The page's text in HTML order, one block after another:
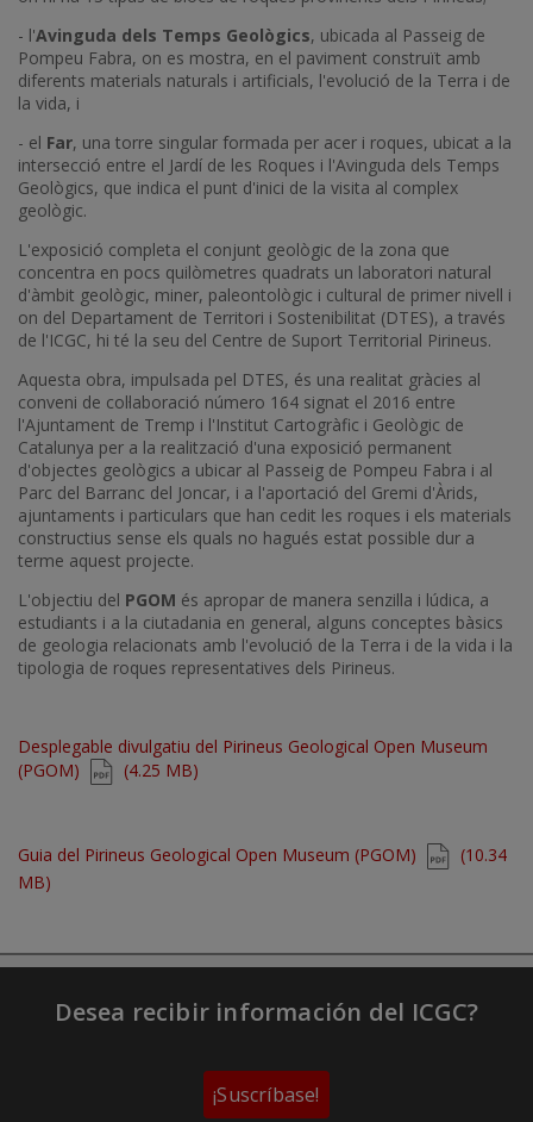
- l'Avinguda dels Temps Geològics, ubicada al Passeig de
Pompeu Fabra, on es mostra, en el paviment construït amb
diferents materials naturals i artificials, l'evolució de la Terra i de
la vida, i
- el Far, una torre singular formada per acer i roques, ubicat a la
intersecció entre el Jardí de les Roques i l'Avinguda dels Temps
Geològics, que indica el punt d'inici de la visita al complex
geològic.
L'exposició completa el conjunt geològic de la zona que
concentra en pocs quilòmetres quadrats un laboratori natural
d'àmbit geològic, miner, paleontològic i cultural de primer nivell i
on del Departament de Territori i Sostenibilitat (DTES), a través
de l'ICGC, hi té la seu del Centre de Suport Territorial Pirineus.
Aquesta obra, impulsada pel DTES, és una realitat gràcies al
conveni de col·laboració número 164 signat el 2016 entre
l'Ajuntament de Tremp i l'Institut Cartogràfic i Geològic de
Catalunya per a la realització d'una exposició permanent
d'objectes geològics a ubicar al Passeig de Pompeu Fabra i al
Parc del Barranc del Joncar, i a l'aportació del Gremi d'Àrids,
ajuntaments i particulars que han cedit les roques i els materials
constructius sense els quals no hagués estat possible dur a
terme aquest projecte.
L'objectiu del PGOM és apropar de manera senzilla i lúdica, a
estudiants i a la ciutadania en general, alguns conceptes bàsics
de geologia relacionats amb l'evolució de la Terra i de la vida i la
tipologia de roques representatives dels Pirineus.
Document
Desplegable divulgatiu del Pirineus Geological Open Museum
(PGOM)
(4.25 MB)
Document
Guia del Pirineus Geological Open Museum (PGOM)
(10.34
MB)
Desea recibir información del ICGC?
¡Suscríbase!